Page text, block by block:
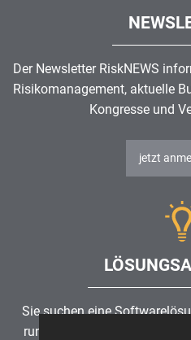
Der Newsletter RiskNEWS
Risikomanagement, aktuelle
Kongresse und
jetzt
Sie suchen eine
rund um die Themen